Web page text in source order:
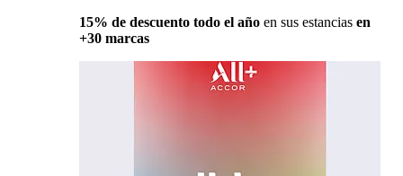
15% de descuento todo el año en sus estancias en
+30 marcas